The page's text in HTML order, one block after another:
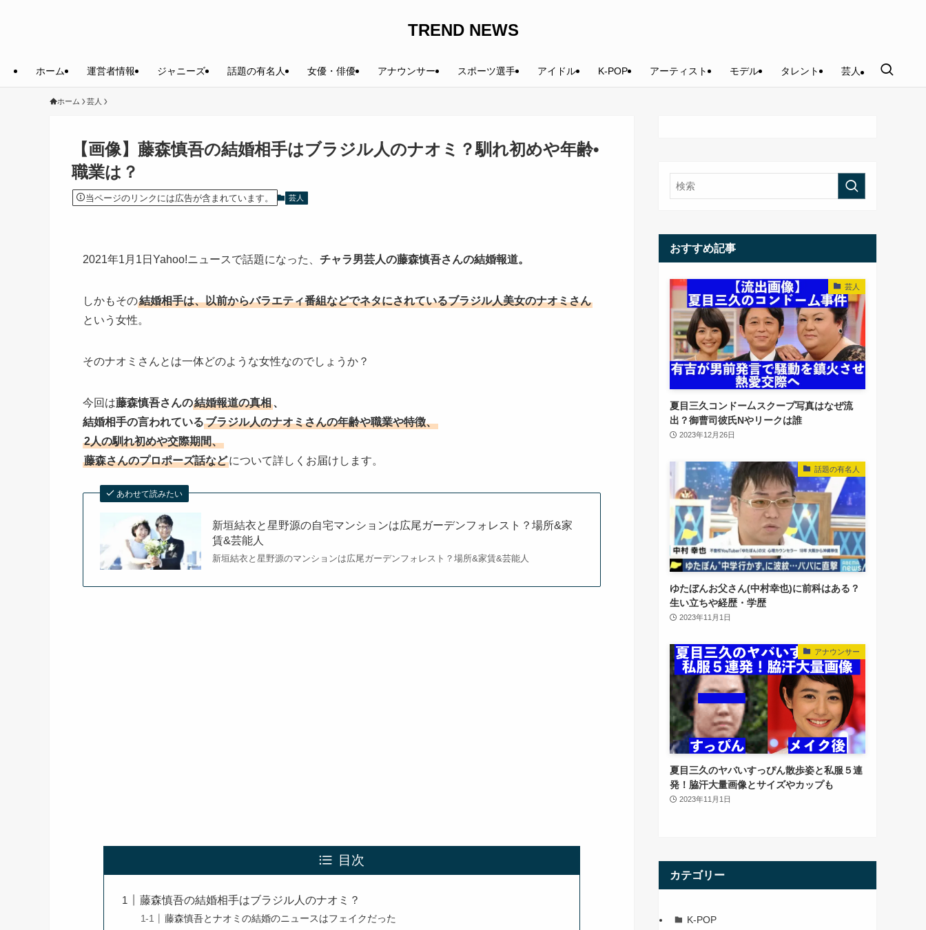
TREND NEWS
ホーム 運営者情報 ジャニーズ 話題の有名人 女優・俳優 アナウンサー スポーツ選手 アイドル K-POP アーティスト モデル タレント 芸人
ホーム 芸人
【画像】藤森慎吾の結婚相手はブラジル人のナオミ？馴れ初めや年齢•
職業は？
当ページのリンクには広告が含まれています。 芸人
2021年1月1日Yahoo!ニュースで話題になった、 チャラ男芸人の藤森慎吾さんの結婚報道。
しかもその結婚相手は、以前からバラエティ番組などでネタにされているブラジル人美女のナオミさん
という女性。
そのナオミさんとは一体どのような女性なのでしょうか？
今回は藤森慎吾さんの結婚報道の真相、
結婚相手の言われているブラジル人のナオミさんの年齢や職業や特徴、
2人の馴れ初めや交際期間、
藤森さんのプロポーズ話などについて詳しくお届けします。
あわせて読みたい
新垣結衣と星野源の自宅マンションは広尾ガーデンフォレスト？場所&家
賃&芸能人
新垣結衣と星野源のマンションは広尾ガーデンフォレスト？場所&家賃&芸能人
目次
藤森慎吾の結婚相手はブラジル人のナオミ？
藤森慎吾とナオミの結婚のニュースはフェイクだった
おすすめ記事
芸人
夏目三久コンドー厶スクープ写真はなぜ流
出？御曹司彼氏Nやリークは誰
2023年12月26日
話題の有名人
ゆたぼんお父さん(中村幸也)に前科はある？
生い立ちや経歴・学歴
2023年11月1日
アナウンサー
夏目三久のヤバいすっぴん散歩姿と私服５連
発！脇汗大量画像とサイズやカップも
2023年11月1日
カテゴリー
K-POP